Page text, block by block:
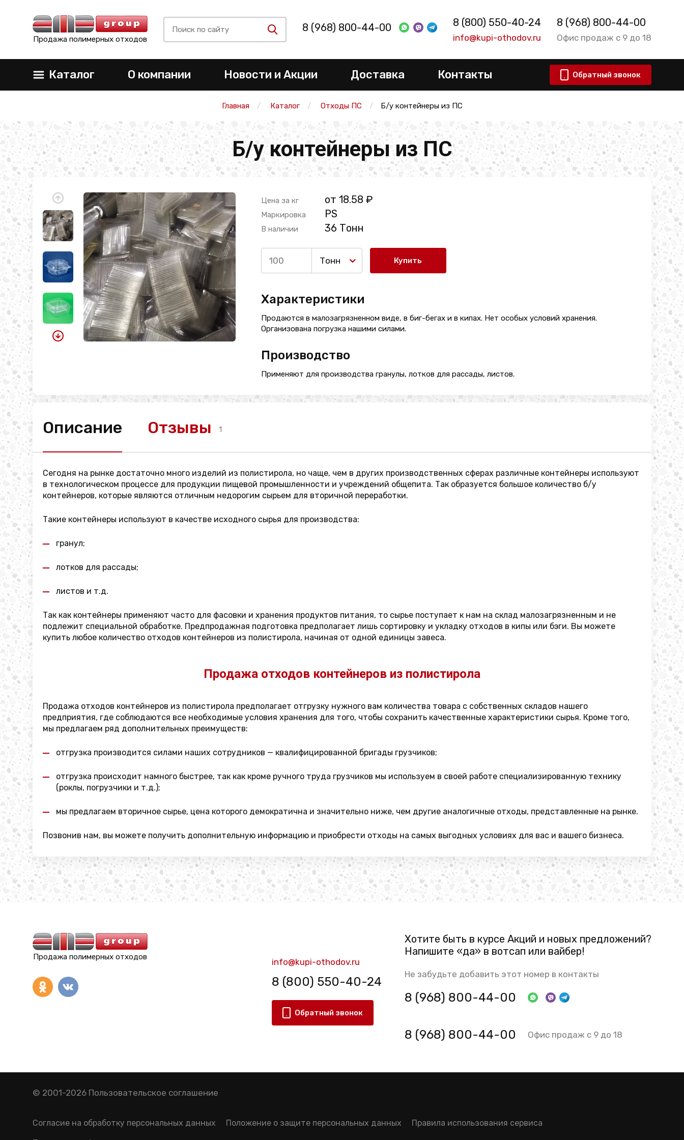
Продажа полимерных отходов
8 (968) 800-44-00 8 (800) 550-40-24
info@kupi-othodov.ru
8 (968) 800-44-00
Офис продаж с 9 до 18
Каталог О компании Новости и Акции Доставка Контакты Обратный звонок
Главная Каталог Отходы ПС Б/у контейнеры из ПС
Б/у контейнеры из ПС
Цена за кг от 18.58 ₽
Маркировка РS
В наличии 36 Тонн
Тонн Купить
Характеристики
Продаются в малозагрязненном виде, в биг-бегах и в кипах. Нет особых условий хранения.
Организована погрузка нашими силами.
Производство
Применяют для производства гранулы, лотков для рассады, листов.
Описание Отзывы 1
Сегодня на рынке достаточно много изделий из полистирола, но чаще, чем в других производственных сферах различные контейнеры используют
в технологическом процессе для продукции пищевой промышленности и учреждений общепита. Так образуется большое количество б/у
контейнеров, которые являются отличным недорогим сырьем для вторичной переработки.
Такие контейнеры используют в качестве исходного сырья для производства:
гранул;
лотков для рассады;
листов и т.д.
Так как контейнеры применяют часто для фасовки и хранения продуктов питания, то сырье поступает к нам на склад малозагрязненным и не
подлежит специальной обработке. Предпродажная подготовка предполагает лишь сортировку и укладку отходов в кипы или бэги. Вы можете
купить любое количество отходов контейнеров из полистирола, начиная от одной единицы завеса.
Продажа отходов контейнеров из полистирола
Продажа отходов контейнеров из полистирола предполагает отгрузку нужного вам количества товара с собственных складов нашего
предприятия, где соблюдаются все необходимые условия хранения для того, чтобы сохранить качественные характеристики сырья. Кроме того,
мы предлагаем ряд дополнительных преимуществ:
отгрузка производится силами наших сотрудников — квалифицированной бригады грузчиков;
отгрузка происходит намного быстрее, так как кроме ручного труда грузчиков мы используем в своей работе специализированную технику
(роклы, погрузчики и т.д.);
мы предлагаем вторичное сырье, цена которого демократична и значительно ниже, чем другие аналогичные отходы, представленные на рынке.
Позвонив нам, вы можете получить дополнительную информацию и приобрести отходы на самых выгодных условиях для вас и вашего бизнеса.
Продажа полимерных отходов info@kupi-othodov.ru
8 (800) 550-40-24
Обратный звонок
Хотите быть в курсе Акций и новых предложений?
Напишите «да» в вотсап или вайбер!
Не забудьте добавить этот номер в контакты
8 (968) 800-44-00
8 (968) 800-44-00 Офис продаж с 9 до 18
© 2001-2026 Пользовательское соглашение
Согласие на обработку персональных данных Положение о защите персональных данных Правила использования сервиса